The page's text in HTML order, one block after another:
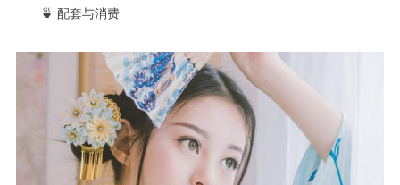
🍵 配套与消费